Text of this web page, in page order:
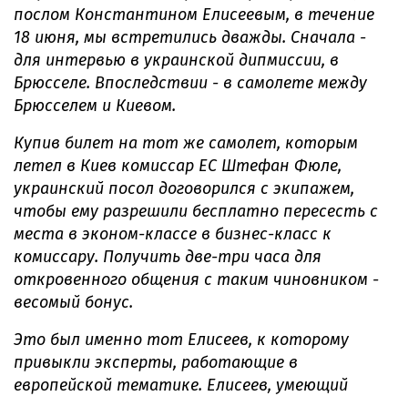
послом Константином Елисеевым, в течение
18 июня, мы встретились дважды. Сначала -
для интервью в украинской дипмиссии, в
Брюсселе. Впоследствии - в самолете между
Брюсселем и Киевом.
Купив билет на тот же самолет, которым
летел в Киев комиссар ЕС Штефан Фюле,
украинский посол договорился с экипажем,
чтобы ему разрешили бесплатно пересесть с
места в эконом-классе в бизнес-класс к
комиссару. Получить две-три часа для
откровенного общения с таким чиновником -
весомый бонус.
Это был именно тот Елисеев, к которому
привыкли эксперты, работающие в
европейской тематике. Елисеев, умеющий